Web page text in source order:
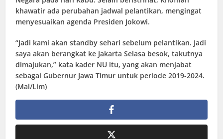
khawatir ada perubahan jadwal pelantikan, mengingat
menyesuaikan agenda Presiden Jokowi.
“Jadi kami akan standby sehari sebelum pelantikan. Jadi
saya akan berangkat ke Jakarta Selasa besok, takutnya
dimajukan,” kata kader NU itu, yang akan menjabat
sebagai Gubernur Jawa Timur untuk periode 2019-2024.
(Mal/Lim)